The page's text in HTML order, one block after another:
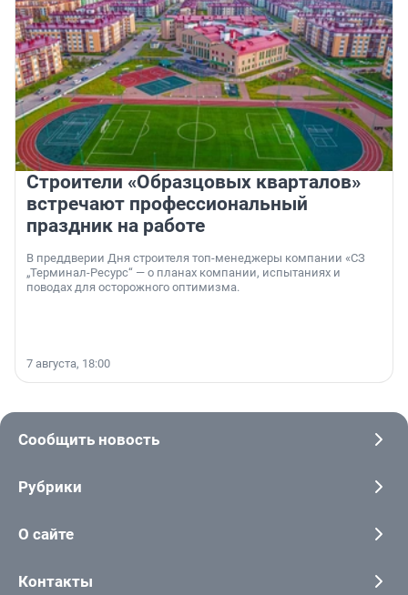
Строители «Образцовых кварталов»
встречают профессиональный
праздник на работе
В преддверии Дня строителя топ-менеджеры компании «СЗ
„Терминал-Ресурс“ — о планах компании, испытаниях и
поводах для осторожного оптимизма.
7 августа, 18:00
Сообщить новость
Рубрики
О сайте
Контакты